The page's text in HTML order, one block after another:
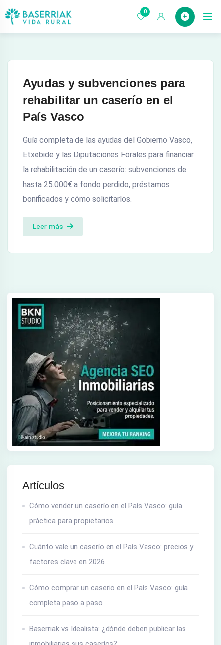
saltar
0
Ayudas y subvenciones para
rehabilitar un caserío en el
País Vasco
Guía completa de las ayudas del Gobierno Vasco,
Etxebide y las Diputaciones Forales para financiar
la rehabilitación de un caserío: subvenciones de
hasta 25.000€ a fondo perdido, préstamos
bonificados y cómo solicitarlos.
Leer más
Artículos
Cómo vender un caserío en el País Vasco: guía
práctica para propietarios
Cuánto vale un caserío en el País Vasco: precios y
factores clave en 2026
Cómo comprar un caserío en el País Vasco: guía
completa paso a paso
Baserriak vs Idealista: ¿dónde deben publicar las